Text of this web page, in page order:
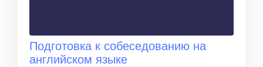
Подготовка к собеседованию на
английском языке